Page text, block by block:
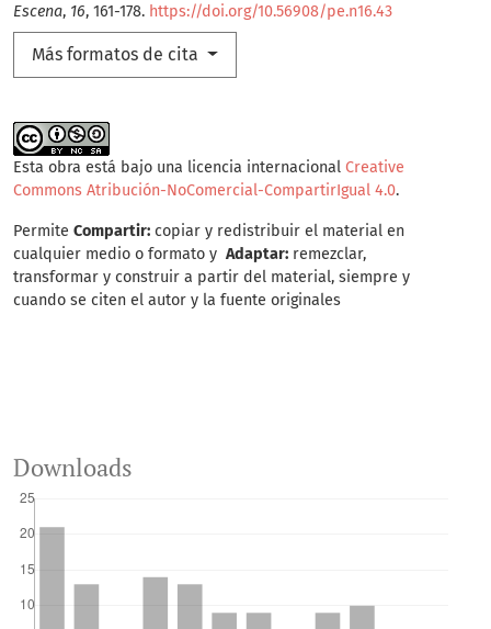
Escena, 16, 161-178. https://doi.org/10.56908/pe.n16.43
Más formatos de cita
Esta obra está bajo una licencia internacional Creative
Commons Atribución-NoComercial-CompartirIgual 4.0.
Permite Compartir: copiar y redistribuir el material en
cualquier medio o formato y Adaptar: remezclar,
transformar y construir a partir del material, siempre y
cuando se citen el autor y la fuente originales
Downloads